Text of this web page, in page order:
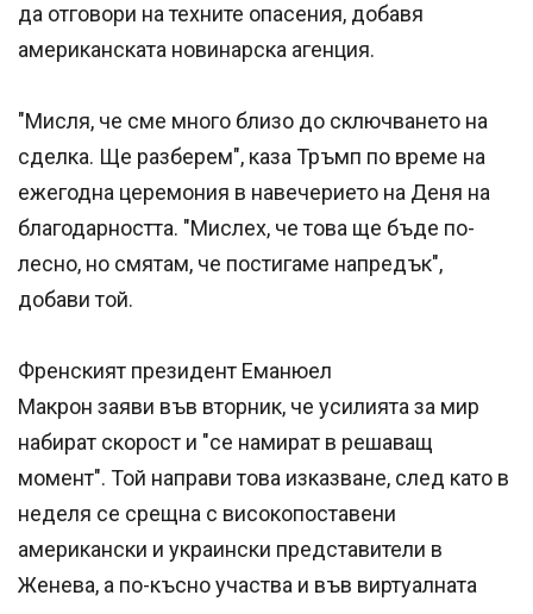
да отговори на техните опасения, добавя
американската новинарска агенция.
"Мисля, че сме много близо до сключването на
сделка. Ще разберем", каза Тръмп по време на
ежегодна церемония в навечерието на Деня на
благодарността. "Мислех, че това ще бъде по-
лесно, но смятам, че постигаме напредък",
добави той.
Френският президент Еманюел
Макрон заяви във вторник, че усилията за мир
набират скорост и "се намират в решаващ
момент". Той направи това изказване, след като в
неделя се срещна с високопоставени
американски и украински представители в
Женева, а по-късно участва и във виртуалната